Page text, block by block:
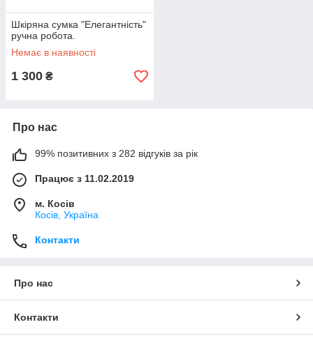
Шкіряна сумка "Елегантність"
ручна робота.
Немає в наявності
1 300 ₴
Про нас
99% позитивних з 282 відгуків за рік
Працює з 11.02.2019
м. Косів
Косів, Україна
Контакти
Про нас
Контакти